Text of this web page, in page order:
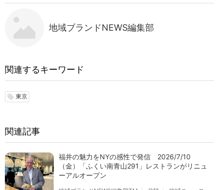
地域ブランドNEWS編集部
関連するキーワード
local_offer 東京
関連記事
福井の魅力をNYの感性で発信 2026/7/10
（金）「ふくい南青山291」レストランがリニュ
ーアルオープン